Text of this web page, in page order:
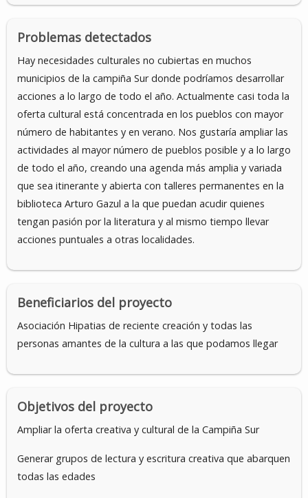
Problemas detectados
Hay necesidades culturales no cubiertas en muchos
municipios de la campiña Sur donde podríamos desarrollar
acciones a lo largo de todo el año. Actualmente casi toda la
oferta cultural está concentrada en los pueblos con mayor
número de habitantes y en verano. Nos gustaría ampliar las
actividades al mayor número de pueblos posible y a lo largo
de todo el año, creando una agenda más amplia y variada
que sea itinerante y abierta con talleres permanentes en la
biblioteca Arturo Gazul a la que puedan acudir quienes
tengan pasión por la literatura y al mismo tiempo llevar
acciones puntuales a otras localidades.
Beneficiarios del proyecto
Asociación Hipatias de reciente creación y todas las
personas amantes de la cultura a las que podamos llegar
Objetivos del proyecto
Ampliar la oferta creativa y cultural de la Campiña Sur
Generar grupos de lectura y escritura creativa que abarquen
todas las edades